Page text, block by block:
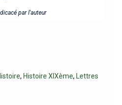
par l'auteur
, Histoire XIXème, Lettres